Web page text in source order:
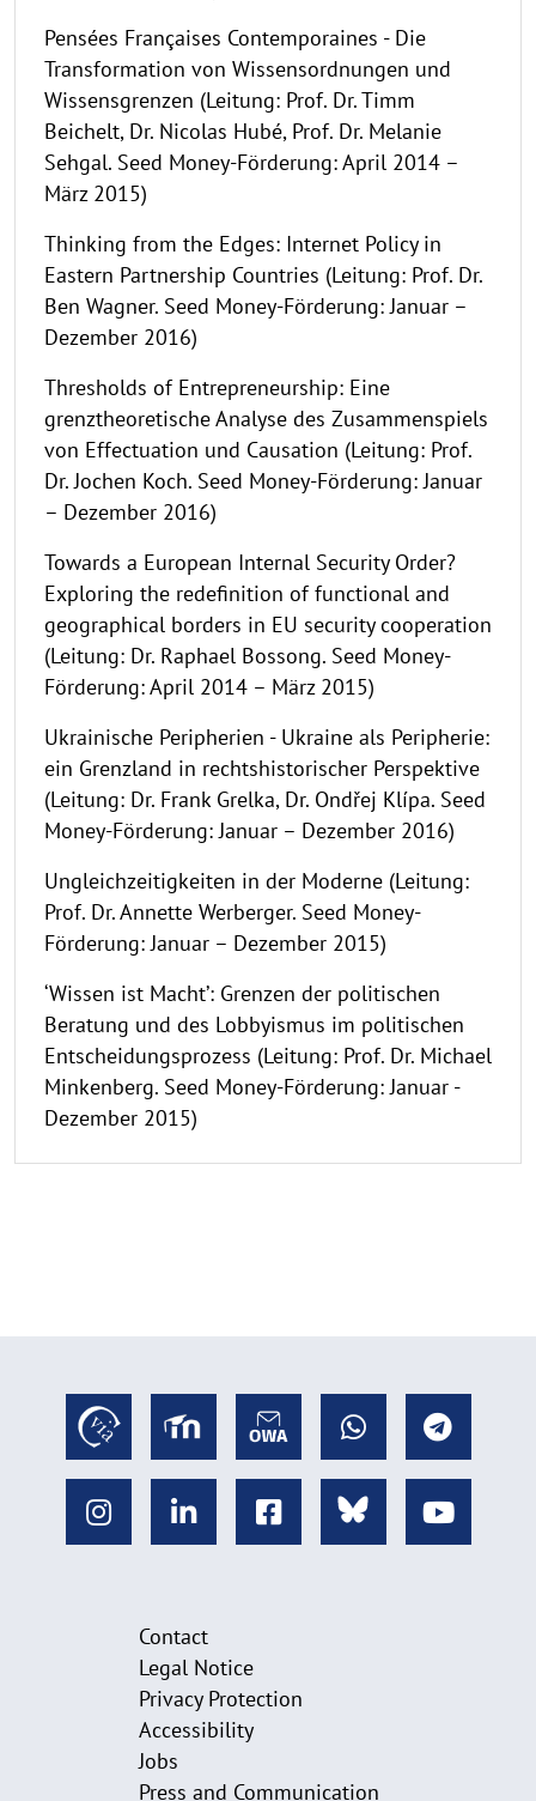
Pensées Françaises Contemporaines - Die
Transformation von Wissensordnungen und
Wissensgrenzen (Leitung: Prof. Dr. Timm
Beichelt, Dr. Nicolas Hubé, Prof. Dr. Melanie
Sehgal. Seed Money-Förderung: April 2014 –
März 2015)
Thinking from the Edges: Internet Policy in
Eastern Partnership Countries (Leitung: Prof. Dr.
Ben Wagner. Seed Money-Förderung: Januar –
Dezember 2016)
Thresholds of Entrepreneurship: Eine
grenztheoretische Analyse des Zusammenspiels
von Effectuation und Causation (Leitung: Prof.
Dr. Jochen Koch. Seed Money-Förderung: Januar
– Dezember 2016)
Towards a European Internal Security Order?
Exploring the redefinition of functional and
geographical borders in EU security cooperation
(Leitung: Dr. Raphael Bossong. Seed Money-
Förderung: April 2014 – März 2015)
Ukrainische Peripherien - Ukraine als Peripherie:
ein Grenzland in rechtshistorischer Perspektive
(Leitung: Dr. Frank Grelka, Dr. Ondřej Klípa. Seed
Money-Förderung: Januar – Dezember 2016)
Ungleichzeitigkeiten in der Moderne (Leitung:
Prof. Dr. Annette Werberger. Seed Money-
Förderung: Januar – Dezember 2015)
‘Wissen ist Macht’: Grenzen der politischen
Beratung und des Lobbyismus im politischen
Entscheidungsprozess (Leitung: Prof. Dr. Michael
Minkenberg. Seed Money-Förderung: Januar -
Dezember 2015)
Contact
Legal Notice
Privacy Protection
Accessibility
Jobs
Press and Communication